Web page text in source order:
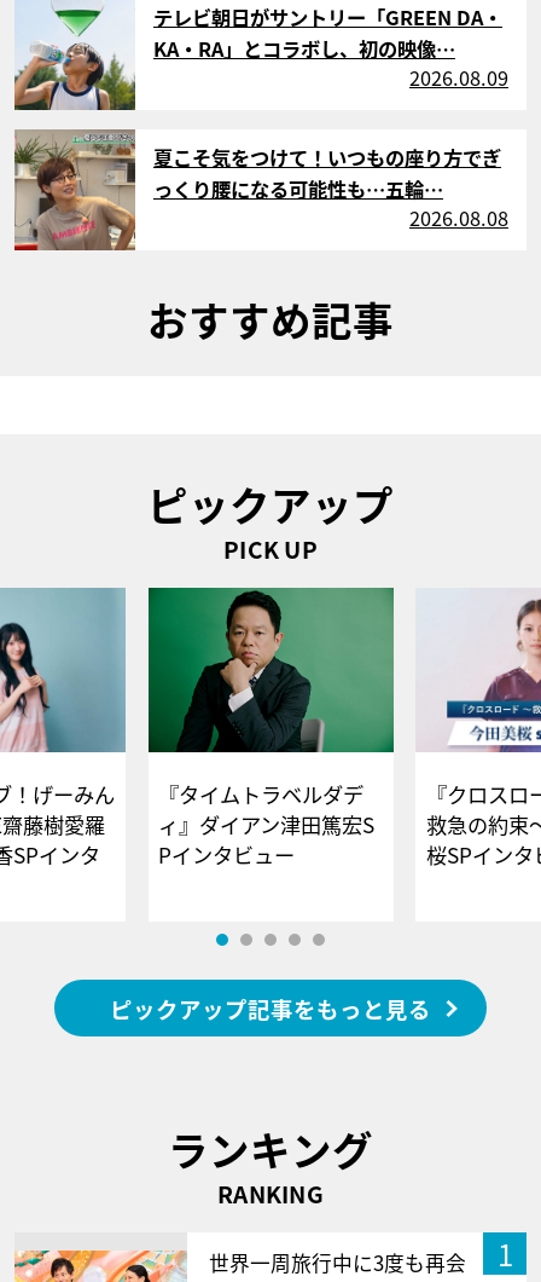
テレビ朝日がサントリー「GREEN DA・
KA・RA」とコラボし、初の映像…
2026.08.09
サムネイル
夏こそ気をつけて！いつもの座り方でぎ
っくり腰になる可能性も…五輪…
2026.08.08
おすすめ記事
ピックアップ
PICK UP
！げーみん
藤樹愛羅
SPインタ
『タイムトラベルダデ
ィ』ダイアン津田篤宏S
Pインタビュー
『クロス
救急の約束
桜SPイ
ピックアップ記事をもっと見る
ランキング
RANKING
1
世界一周旅行中に3度も再会